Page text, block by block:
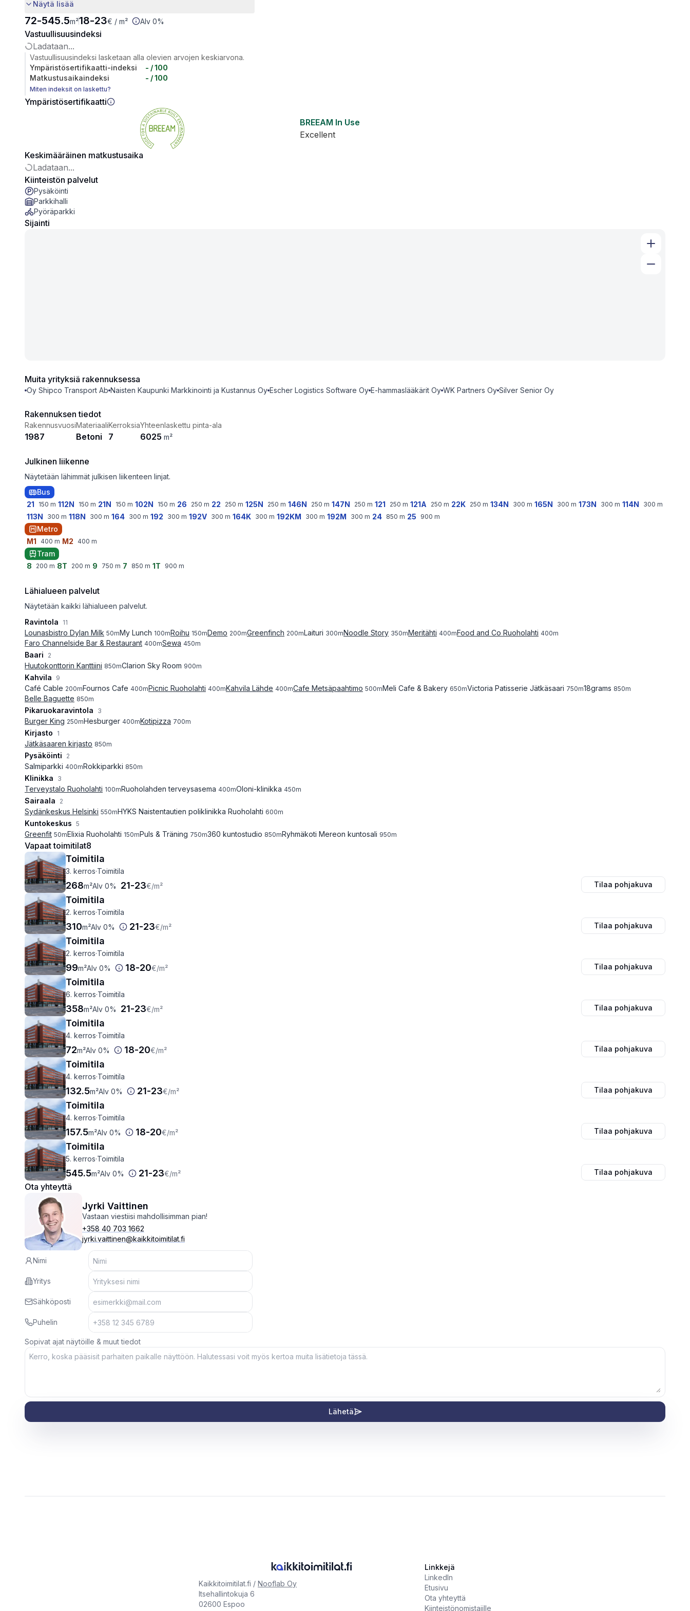
Näytä lisää
72-545.5m²18-23€ / m² Alv 0%
Vastuullisuusindeksi
Ladataan...
Vastuullisuusindeksi lasketaan alla olevien arvojen keskiarvona.
Ympäristösertifikaatti-indeksi
- / 100
Matkustusaikaindeksi
- / 100
Miten indeksit on laskettu?
Ympäristösertifikaatti
BREEAM In Use
Excellent
Keskimääräinen matkustusaika
Ladataan...
Kiinteistön palvelut
Pysäköinti
Parkkihalli
Pyöräparkki
Sijainti
Muita yrityksiä rakennuksessa
Oy Shipco Transport Ab Naisten Kaupunki Markkinointi ja Kustannus Oy Escher Logistics Software Oy E-hammaslääkärit Oy WK Partners Oy Silver Senior Oy
Rakennuksen tiedot
Rakennusvuosi
1987
Materiaali
Betoni
Kerroksia
7
Yhteenlaskettu pinta-ala
6025 m²
Julkinen liikenne
Näytetään lähimmät julkisen liikenteen linjat.
Bus
21
150 m 112N 150 m 21N 150 m 102N 150 m 26 250 m 22 250 m 125N 250 m 146N 250 m 147N 250 m 121 250 m 121A 250 m 22K 250 m 134N 300 m 165N 300 m 173N 300 m 114N 300 m
113N 300 m 118N 300 m 164 300 m 192 300 m 192V 300 m 164K 300 m 192KM 300 m 192M 300 m 24 850 m 25 900 m
Metro
M1 400 m M2 400 m
Tram
8
200 m 8T 200 m 9 750 m 7 850 m 1T 900 m
Lähialueen palvelut
Näytetään kaikki lähialueen palvelut.
Ravintola
11
Lounasbistro Dylan Milk 50mMy Lunch 100mRoihu 150mDemo 200mGreenfinch 200mLaituri 300mNoodle Story 350mMeritähti 400mFood and Co Ruoholahti 400m
Faro Channelside Bar & Restaurant 400mSewa 450m
Baari 2
Huutokonttorin Kanttiini 850mClarion Sky Room 900m
Kahvila 9
Café Cable 200mFournos Cafe 400mPicnic Ruoholahti 400mKahvila Lähde 400mCafe Metsäpaahtimo 500mMeli Cafe & Bakery 650mVictoria Patisserie Jätkäsaari 750m18grams 850m
Belle Baguette 850m
Pikaruokaravintola 3
Burger King 250mHesburger 400mKotipizza 700m
Kirjasto 1
Jätkäsaaren kirjasto 850m
Pysäköinti 2
Salmiparkki 400mRokkiparkki 850m
Klinikka 3
Terveystalo Ruoholahti 100mRuoholahden terveysasema 400mOloni-klinikka 450m
Sairaala 2
Sydänkeskus Helsinki 550mHYKS Naistentautien poliklinikka Ruoholahti 600m
Kuntokeskus 5
Greenfit 50mElixia Ruoholahti 150mPuls & Träning 750m360 kuntostudio 850mRyhmäkoti Mereon kuntosali 950m
Vapaat toimitilat8
Toimitila
3. kerros·Toimitila
268m²Alv 0% 21-23€/m² Tilaa pohjakuva
Toimitila
2. kerros·Toimitila
310m²Alv 0% 21-23€/m² Tilaa pohjakuva
Toimitila
2. kerros·Toimitila
99m²Alv 0% 18-20€/m² Tilaa pohjakuva
Toimitila
6. kerros·Toimitila
358m²Alv 0% 21-23€/m² Tilaa pohjakuva
Toimitila
4. kerros·Toimitila
72m²Alv 0% 18-20€/m² Tilaa pohjakuva
Toimitila
4. kerros·Toimitila
132.5m²Alv 0% 21-23€/m² Tilaa pohjakuva
Toimitila
4. kerros·Toimitila
157.5m²Alv 0% 18-20€/m² Tilaa pohjakuva
Toimitila
5. kerros·Toimitila
545.5m²Alv 0% 21-23€/m² Tilaa pohjakuva
Ota yhteyttä
Jyrki Vaittinen
Vastaan viestiisi mahdollisimman pian!
+358 40 703 1662
jyrki.vaittinen@kaikkitoimitilat.fi
Nimi
Yritys
Sähköposti
Puhelin
Sopivat ajat näytöille & muut tiedot
Lähetä
Kaikkitoimitilat.fi / Nooflab Oy
Itsehallintokuja 6
02600 Espoo
Linkkejä
LinkedIn
Etusivu
Ota yhteyttä
Kiinteistönomistajille